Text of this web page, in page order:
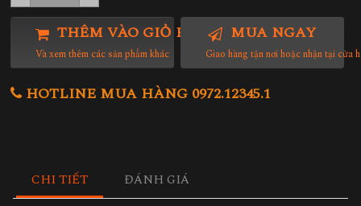
THÊM VÀO GIỎ HÀNG
Và xem thêm các sản phẩm khác
MUA NGAY
Giao hàng tận nơi hoặc nhận tại cửa
HOTLINE MUA HÀNG 0972.12345.1
CHI TIẾT ĐÁNH GIÁ